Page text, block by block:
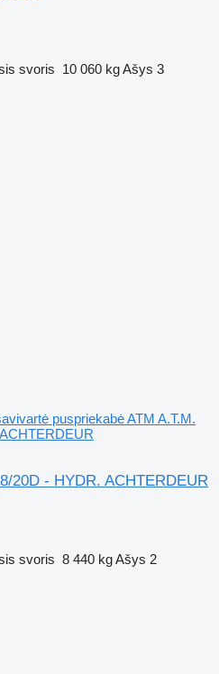
svoris 10 060 kgAšys 3
puspriekabė ATM A.T.M.
20D - HYDR. ACHTERDEUR
svoris 8 440 kgAšys 2